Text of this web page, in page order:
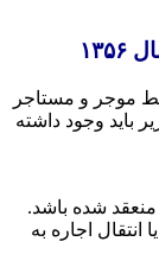
موجر و مستاجر
زیر باید وجود داشته
اجاره به